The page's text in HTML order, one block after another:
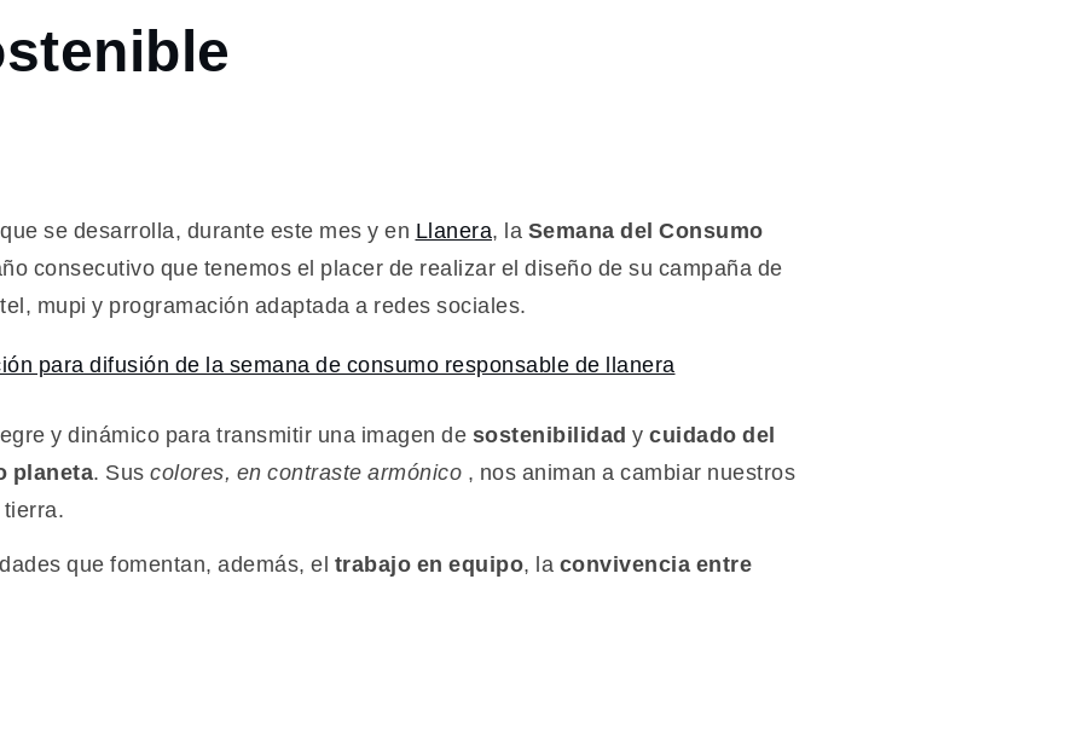
se desarrolla, durante este mes y en Llanera, la Semana del Consumo
consecutivo que tenemos el placer de realizar el diseño de su campaña de
mupi y programación adaptada a redes sociales.
y dinámico para transmitir una imagen de sostenibilidad y cuidado del
planeta. Sus colores, en contraste armónico , nos animan a cambiar nuestros
que fomentan, además, el trabajo en equipo, la convivencia entre